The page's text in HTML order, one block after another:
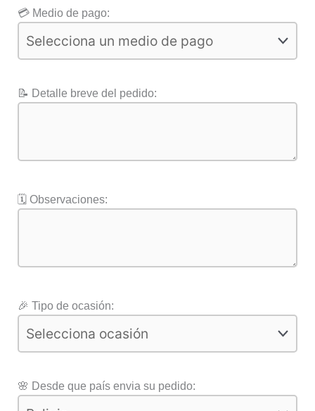
💳 Medio de pago:
📝 Detalle breve del pedido:
🗓️ Observaciones:
🎉 Tipo de ocasión:
🌸 Desde que país envia su pedido: